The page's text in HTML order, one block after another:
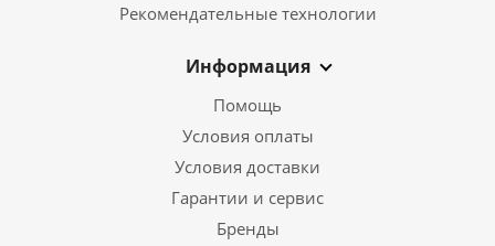
Рекомендательные технологии
Информация
Помощь
Условия оплаты
Условия доставки
Гарантии и сервис
Бренды